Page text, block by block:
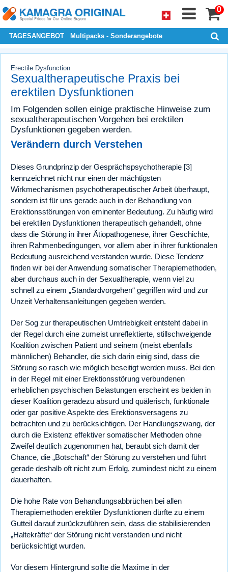
0
TAGESANGEBOT Multipacks - Sonderangebote
Erectile Dysfunction
Sexualtherapeutische Praxis bei
erektilen Dysfunktionen
Im Folgenden sollen einige praktische Hinweise zum
sexualtherapeutischen Vorgehen bei erektilen
Dysfunktionen gegeben werden.
Verändern durch Verstehen
Dieses Grundprinzip der Gesprächspsychotherapie [3]
kennzeichnet nicht nur einen der mächtigsten
Wirkmechanismen psychotherapeutischer Arbeit überhaupt,
sondern ist für uns gerade auch in der Behandlung von
Erektionsstörungen von eminenter Bedeutung. Zu häufig wird
bei erektilen Dysfunktionen therapeutisch gehandelt, ohne
dass die Störung in ihrer Ätiopathogenese, ihrer Geschichte,
ihren Rahmenbedingungen, vor allem aber in ihrer funktionalen
Bedeutung ausreichend verstanden wurde. Diese Tendenz
finden wir bei der Anwendung somatischer Therapiemethoden,
aber durchaus auch in der Sexualtherapie, wenn viel zu
schnell zu einem „Standardvorgehen“ gegriffen wird und zur
Unzeit Verhaltensanleitungen gegeben werden.
Der Sog zur therapeutischen Umtriebigkeit entsteht dabei in
der Regel durch eine zumeist unreflektierte, stillschweigende
Koalition zwischen Patient und seinem (meist ebenfalls
männlichen) Behandler, die sich darin einig sind, dass die
Störung so rasch wie möglich beseitigt werden muss. Bei den
in der Regel mit einer Erektionsstörung verbundenen
erheblichen psychischen Belastungen erscheint es beiden in
dieser Koalition geradezu absurd und quälerisch, funktionale
oder gar positive Aspekte des Erektionsversagens zu
betrachten und zu berücksichtigen. Der Handlungszwang, der
durch die Existenz effektiver somatischer Methoden ohne
Zweifel deutlich zugenommen hat, beraubt sich damit der
Chance, die „Botschaft“ der Störung zu verstehen und führt
gerade deshalb oft nicht zum Erfolg, zumindest nicht zu einem
dauerhaften.
Die hohe Rate von Behandlungsabbrüchen bei allen
Therapiemethoden erektiler Dysfunktionen dürfte zu einem
Gutteil darauf zurückzuführen sein, dass die stabilisierenden
„Haltekräfte“ der Störung nicht verstanden und nicht
berücksichtigt wurden.
Vor diesem Hintergrund sollte die Maxime in der